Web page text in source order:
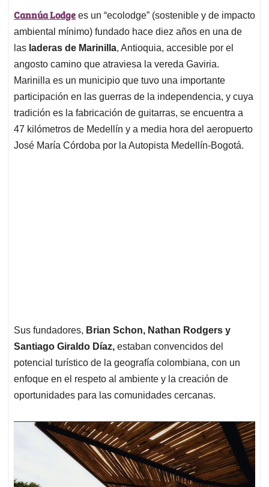
Cannúa Lodge es un “ecolodge” (sostenible y de impacto
ambiental mínimo) fundado hace diez años en una de
las laderas de Marinilla, Antioquia, accesible por el
angosto camino que atraviesa la vereda Gaviria.
Marinilla es un municipio que tuvo una importante
participación en las guerras de la independencia, y cuya
tradición es la fabricación de guitarras, se encuentra a
47 kilómetros de Medellín y a media hora del aeropuerto
José María Córdoba por la Autopista Medellín-Bogotá.
Sus fundadores, Brian Schon, Nathan Rodgers y
Santiago Giraldo Díaz, estaban convencidos del
potencial turístico de la geografía colombiana, con un
enfoque en el respeto al ambiente y la creación de
oportunidades para las comunidades cercanas.